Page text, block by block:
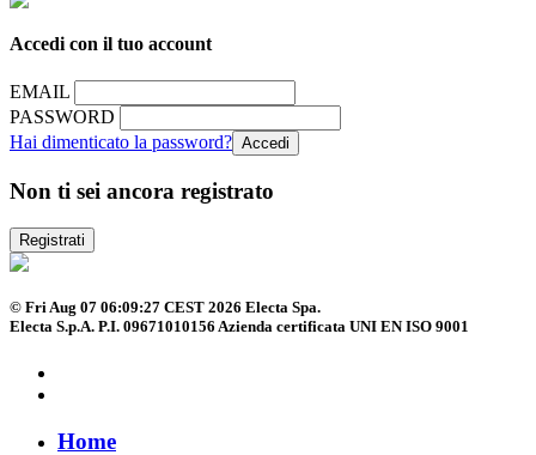
Accedi con il tuo account
EMAIL
PASSWORD
Hai dimenticato la password?
Non ti sei ancora registrato
Registrati
© Fri Aug 07 06:09:27 CEST 2026 Electa Spa.
Electa S.p.A. P.I. 09671010156 Azienda certificata UNI EN ISO 9001
Home